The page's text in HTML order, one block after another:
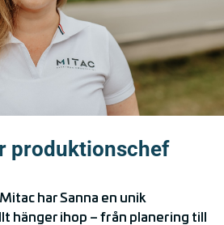
produktionschef
har Sanna en unik
hänger ihop – från planering till